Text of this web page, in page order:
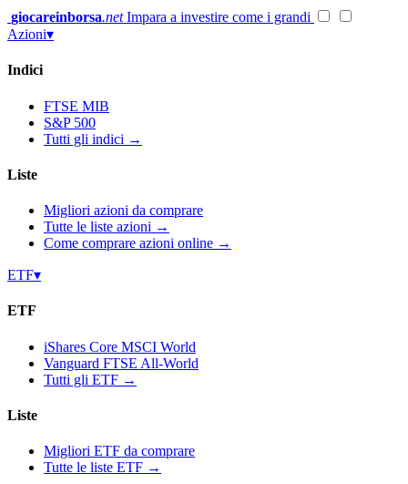
Vai
al
giocareinborsa.net Impara a investire come i grandi
Azioni▾
Indici
FTSE MIB
S&P 500
Tutti gli indici →
Liste
Migliori azioni da comprare
Tutte le liste azioni →
Come comprare azioni online →
ETF▾
ETF
iShares Core MSCI World
Vanguard FTSE All-World
Tutti gli ETF →
Liste
Migliori ETF da comprare
Tutte le liste ETF →